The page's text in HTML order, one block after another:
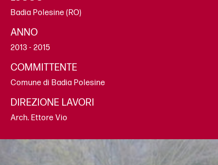
Badia Polesine (RO)
ANNO
2013 - 2015
COMMITTENTE
Comune di Badia Polesine
DIREZIONE LAVORI
Arch. Ettore Vio